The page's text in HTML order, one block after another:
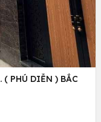
( PHÚ DIỄN ) BẮC